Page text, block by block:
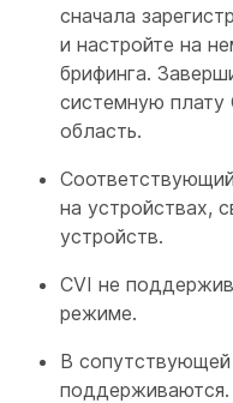
сначала
и настройте на
брифинга.
системную
область.
на устройствах,
устройств.
CVI не
режиме.
В
поддерживаются.